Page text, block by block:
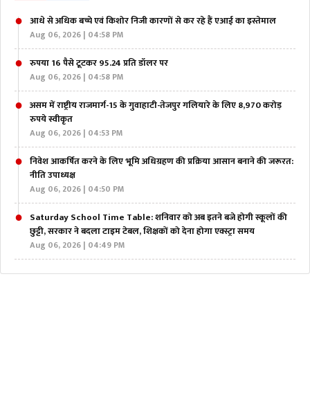
आधे से अधिक बच्चे एवं किशोर निजी कारणों से कर रहे हैं एआई का इस्तेमाल
Aug 06, 2026 | 04:58 PM
रुपया 16 पैसे टूटकर 95.24 प्रति डॉलर पर
Aug 06, 2026 | 04:58 PM
असम में राष्ट्रीय राजमार्ग-15 के गुवाहाटी-तेजपुर गलियारे के लिए 8,970 करोड़
रुपये स्वीकृत
Aug 06, 2026 | 04:53 PM
निवेश आकर्षित करने के लिए भूमि अधिग्रहण की प्रक्रिया आसान बनाने की जरूरत:
नीति उपाध्यक्ष
Aug 06, 2026 | 04:50 PM
Saturday School Time Table: शनिवार को अब इतने बजे होगी स्कूलों की
छुट्टी, सरकार ने बदला टाइम टेबल, शिक्षकों को देना होगा एक्स्ट्रा समय
Aug 06, 2026 | 04:49 PM